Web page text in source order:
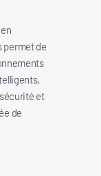
permet de
et
de